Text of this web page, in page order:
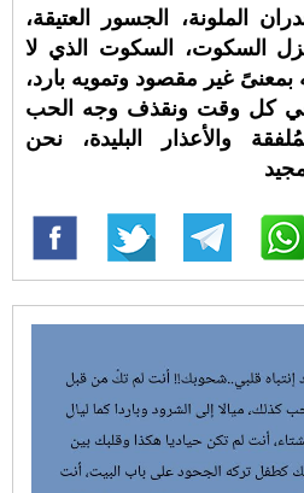
الملونة، الجسور العتيقة،
السكوت، السكوت الذي لا
بمعنىً غير مقصود وتمويه بارد،
في كل وقت ونقذف وجه الحب
والأعذار البليدة، نحن